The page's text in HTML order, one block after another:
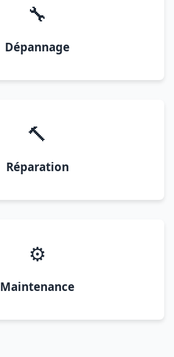
🔧
Dépannage
🔨
Réparation
⚙️
Maintenance